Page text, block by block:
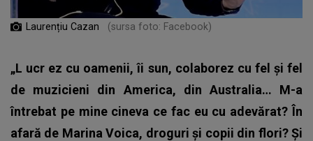
Laurențiu Cazan (sursa foto: Facebook)
„L ucr ez cu oamenii, îi sun, colaborez cu fel și fel
de muzicieni din America, din Australia… M-a
întrebat pe mine cineva ce fac eu cu adevărat? În
afară de Marina Voica, droguri și copii din flori? Și